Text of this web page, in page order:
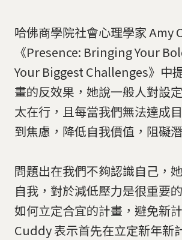
哈佛商學院社會心理學家 Amy
《Presence: Bringing Your
Your Biggest Challenges》中
畫的反效果，她說一般人對設
太在行，且每當我們無法達成
到焦慮，降低自我價值，阻礙
問題出在我們不夠認識自己，
自我，對於減低壓力是很重要
如何立定合宜的計畫，避免新
Cuddy 表示首先在立定新年新